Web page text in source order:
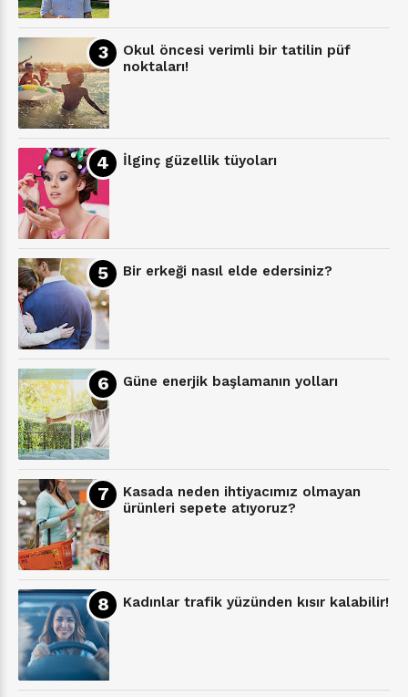
Okul öncesi verimli bir tatilin püf
noktaları!
İlginç güzellik tüyoları
Bir erkeği nasıl elde edersiniz?
Güne enerjik başlamanın yolları
Kasada neden ihtiyacımız olmayan
ürünleri sepete atıyoruz?
Kadınlar trafik yüzünden kısır kalabilir!